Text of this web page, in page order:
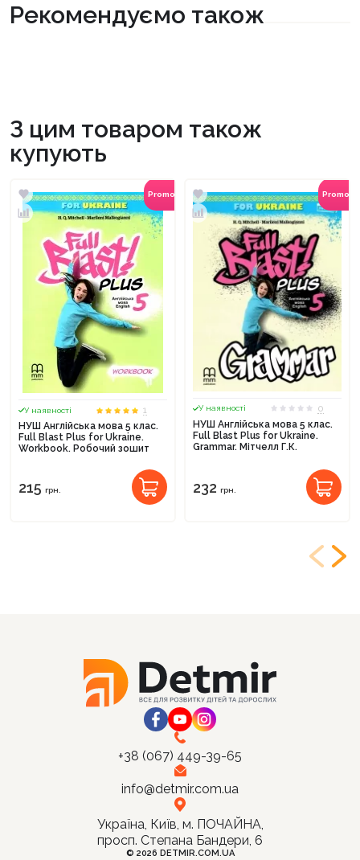
Рекомендуємо також
З цим товаром також
купують
Promocode
У наявності
1
НУШ Англійська мова 5 клас.
Full Blast Plus for Ukraine.
Workbook. Робочий зошит
215 грн.
У наявності
0
НУШ Англійська мова 5 клас.
Full Blast Plus for Ukraine.
Grammar. Мітчелл Г.К.
232 грн.
+38 (067) 449-39-65
info@detmir.com.ua
Україна, Київ, м. ПОЧАЙНА,
просп. Степана Бандери, 6
© 2026 DETMIR.COM.UA